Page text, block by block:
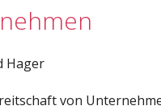
Hager
von